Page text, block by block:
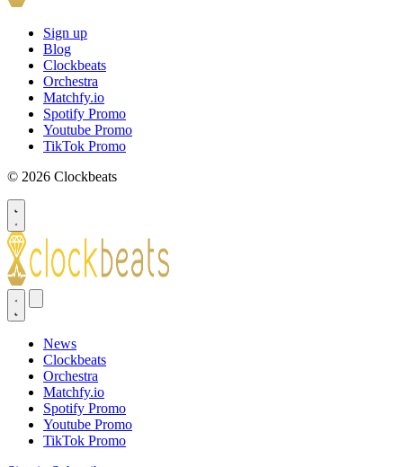
Sign up
Blog
Clockbeats
Orchestra
Matchfy.io
Spotify Promo
Youtube Promo
TikTok Promo
© 2026 Clockbeats
News
Clockbeats
Orchestra
Matchfy.io
Spotify Promo
Youtube Promo
TikTok Promo